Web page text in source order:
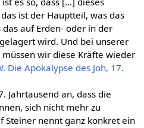
ist der Hauptteil, was das
auf Erden- oder in der
wird. Und bei unserer
müssen wir diese Kräfte wieder
Die Apokalypse des Joh, 17.
Jahrtausend an, dass die
sich nicht mehr zu
Steiner nennt ganz konkret ein